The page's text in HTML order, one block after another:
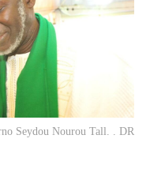
Seydou Nourou Tall. . DR